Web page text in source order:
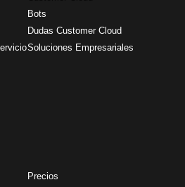
Bots
Dudas Customer Cloud
Soluciones Empresariales
Precios